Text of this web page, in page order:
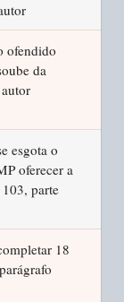
ofendido
da
esgota o
oferecer a
parte
18